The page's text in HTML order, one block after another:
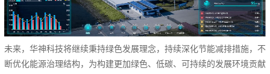
未来，华神科技将继续秉持绿色发展理念，持续深化节能减排措施，不
断优化能源治理结构，为构建更加绿色、低碳、可持续的发展环境贡献